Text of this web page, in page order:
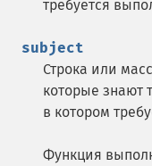
требуется
subject
Строка или
которые знают
в котором
Функция